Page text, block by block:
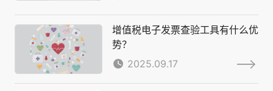
增值税电子发票查验工具有什么优
势？
2025.09.17